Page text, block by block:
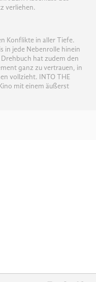
verliehen.
Konflikte in aller Tiefe.
in jede Nebenrolle hinein
hat zudem den
ganz zu vertrauen, in
vollzieht. INTO THE
mit einem äußerst